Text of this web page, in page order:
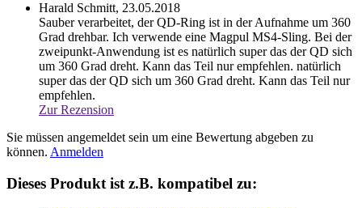
Harald Schmitt, 23.05.2018
Sauber verarbeitet, der QD-Ring ist in der Aufnahme um 360
Grad drehbar. Ich verwende eine Magpul MS4-Sling. Bei der
zweipunkt-Anwendung ist es natürlich super das der QD sich
um 360 Grad dreht. Kann das Teil nur empfehlen. natürlich
super das der QD sich um 360 Grad dreht. Kann das Teil nur
empfehlen.
Zur Rezension
Sie müssen angemeldet sein um eine Bewertung abgeben zu
können. Anmelden
Dieses Produkt ist z.B. kompatibel zu: